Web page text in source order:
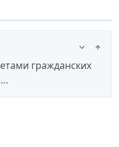
гражданских